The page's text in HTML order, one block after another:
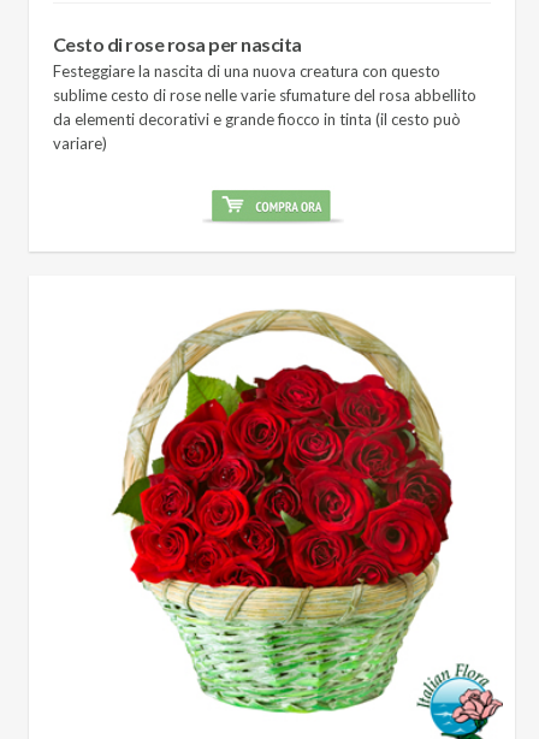
Cesto di rose rosa per nascita
Festeggiare la nascita di una nuova creatura con questo
sublime cesto di rose nelle varie sfumature del rosa abbellito
da elementi decorativi e grande fiocco in tinta (il cesto può
variare)